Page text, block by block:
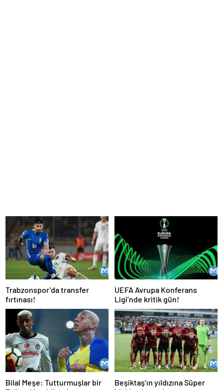
Trabzonspor’da transfer
fırtınası!
UEFA Avrupa Konferans
Ligi’nde kritik gün!
Bilal Meşe: Tutturmuşlar bir
Beşiktaş’ın yıldızına Süper